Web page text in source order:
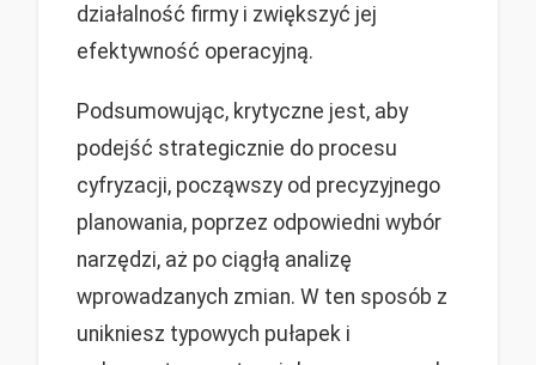
działalność firmy i zwiększyć jej
efektywność operacyjną.
Podsumowując, krytyczne jest, aby
podejść strategicznie do procesu
cyfryzacji, począwszy od precyzyjnego
planowania, poprzez odpowiedni wybór
narzędzi, aż po ciągłą analizę
wprowadzanych zmian. W ten sposób z
unikniesz typowych pułapek i